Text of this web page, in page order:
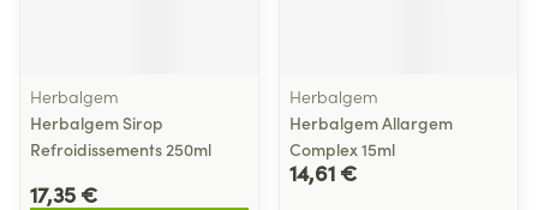
Herbalgem
Herbalgem Sirop
Refroidissements 250ml
17,35 €
Herbalgem
Herbalgem Allargem
Complex 15ml
14,61 €